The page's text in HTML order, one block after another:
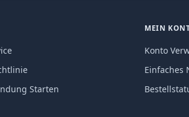
Starten
MEIN
Konto
Einfaches